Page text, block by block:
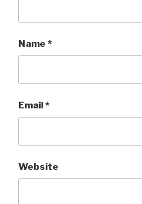
Name *
Email*
Website